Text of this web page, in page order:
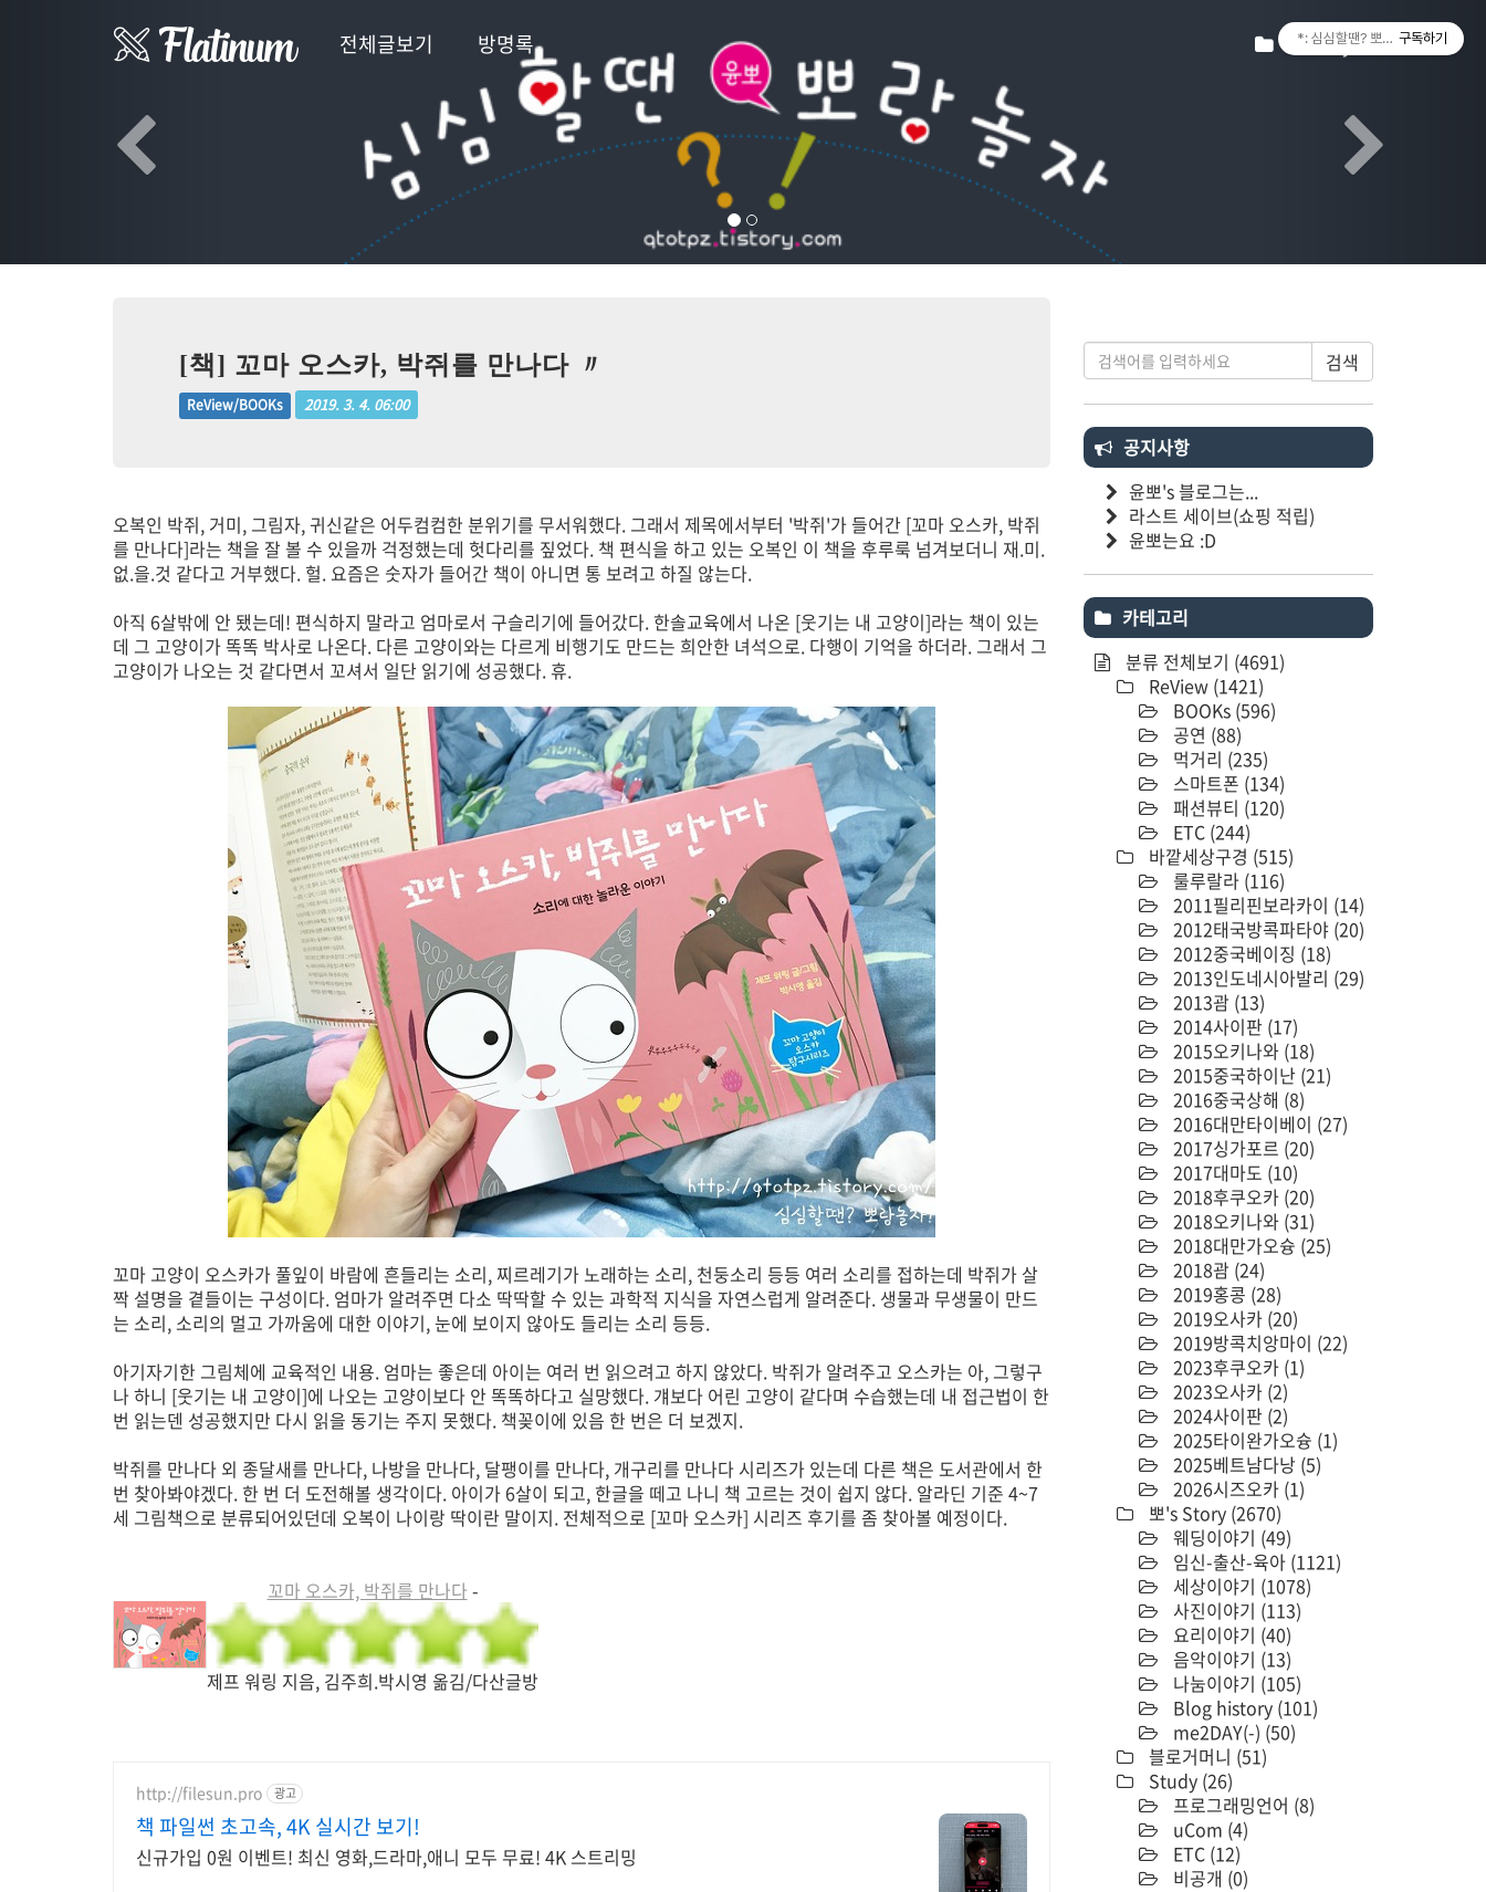
전체글보기 방명록 Tistory
Next
[책] 꼬마 오스카, 박쥐를 만나다 〃
ReView/BOOKs 2019. 3. 4. 06:00
오복인 박쥐, 거미, 그림자, 귀신같은 어두컴컴한 분위기를 무서워했다. 그래서 제목에서부터 '박쥐'가 들어간 [꼬마 오스카, 박쥐
를 만나다]라는 책을 잘 볼 수 있을까 걱정했는데 헛다리를 짚었다. 책 편식을 하고 있는 오복인 이 책을 후루룩 넘겨보더니 재.미.
없.을.것 같다고 거부했다. 헐. 요즘은 숫자가 들어간 책이 아니면 통 보려고 하질 않는다.
아직 6살밖에 안 됐는데! 편식하지 말라고 엄마로서 구슬리기에 들어갔다. 한솔교육에서 나온 [웃기는 내 고양이]라는 책이 있는
데 그 고양이가 똑똑 박사로 나온다. 다른 고양이와는 다르게 비행기도 만드는 희안한 녀석으로. 다행이 기억을 하더라. 그래서 그
고양이가 나오는 것 같다면서 꼬셔서 일단 읽기에 성공했다. 휴.
꼬마 고양이 오스카가 풀잎이 바람에 흔들리는 소리, 찌르레기가 노래하는 소리, 천둥소리 등등 여러 소리를 접하는데 박쥐가 살
짝 설명을 곁들이는 구성이다. 엄마가 알려주면 다소 딱딱할 수 있는 과학적 지식을 자연스럽게 알려준다. 생물과 무생물이 만드
는 소리, 소리의 멀고 가까움에 대한 이야기, 눈에 보이지 않아도 들리는 소리 등등.
아기자기한 그림체에 교육적인 내용. 엄마는 좋은데 아이는 여러 번 읽으려고 하지 않았다. 박쥐가 알려주고 오스카는 아, 그렇구
나 하니 [웃기는 내 고양이]에 나오는 고양이보다 안 똑똑하다고 실망했다. 걔보다 어린 고양이 같다며 수습했는데 내 접근법이 한
번 읽는덴 성공했지만 다시 읽을 동기는 주지 못했다. 책꽂이에 있음 한 번은 더 보겠지.
박쥐를 만나다 외 종달새를 만나다, 나방을 만나다, 달팽이를 만나다, 개구리를 만나다 시리즈가 있는데 다른 책은 도서관에서 한
번 찾아봐야겠다. 한 번 더 도전해볼 생각이다. 아이가 6살이 되고, 한글을 떼고 나니 책 고르는 것이 쉽지 않다. 알라딘 기준 4~7
세 그림책으로 분류되어있던데 오복이 나이랑 딱이란 말이지. 전체적으로 [꼬마 오스카] 시리즈 후기를 좀 찾아볼 예정이다.
꼬마 오스카, 박쥐를 만나다 -
제프 워링 지음, 김주희.박시영 옮김/다산글방
http://filesun.pro 광고
책 파일썬 초고속, 4K 실시간 보기!
신규가입 0원 이벤트! 최신 영화,드라마,애니 모두 무료! 4K 스트리밍
검색
공지사항
윤뽀's 블로그는...
라스트 세이브(쇼핑 적립)
윤뽀는요 :D
카테고리
분류 전체보기 (4691)
ReView (1421)
BOOKs (596)
공연 (88)
먹거리 (235)
스마트폰 (134)
패션뷰티 (120)
ETC (244)
바깥세상구경 (515)
룰루랄라 (116)
2011필리핀보라카이 (14)
2012태국방콕파타야 (20)
2012중국베이징 (18)
2013인도네시아발리 (29)
2013괌 (13)
2014사이판 (17)
2015오키나와 (18)
2015중국하이난 (21)
2016중국상해 (8)
2016대만타이베이 (27)
2017싱가포르 (20)
2017대마도 (10)
2018후쿠오카 (20)
2018오키나와 (31)
2018대만가오슝 (25)
2018괌 (24)
2019홍콩 (28)
2019오사카 (20)
2019방콕치앙마이 (22)
2023후쿠오카 (1)
2023오사카 (2)
2024사이판 (2)
2025타이완가오슝 (1)
2025베트남다낭 (5)
2026시즈오카 (1)
뽀's Story (2670)
웨딩이야기 (49)
임신-출산-육아 (1121)
세상이야기 (1078)
사진이야기 (113)
요리이야기 (40)
음악이야기 (13)
나눔이야기 (105)
Blog history (101)
me2DAY(-) (50)
블로거머니 (51)
Study (26)
프로그래밍언어 (8)
uCom (4)
ETC (12)
비공개 (0)
*: 심심할땐? 뽀랑놀자! :*
구독하기